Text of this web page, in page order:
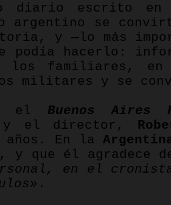
diario escrito
argentino se
y —lo más
podía hacerlo:
familiares, en
militares y se
el Buenos Aires
y el director,
años. En la
y que él agradece
en el
.